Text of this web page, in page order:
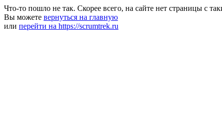
Что-то пошло не так. Скорее всего, на сайте нет страницы с
Вы можете вернуться на главную
или перейти на https://scrumtrek.ru